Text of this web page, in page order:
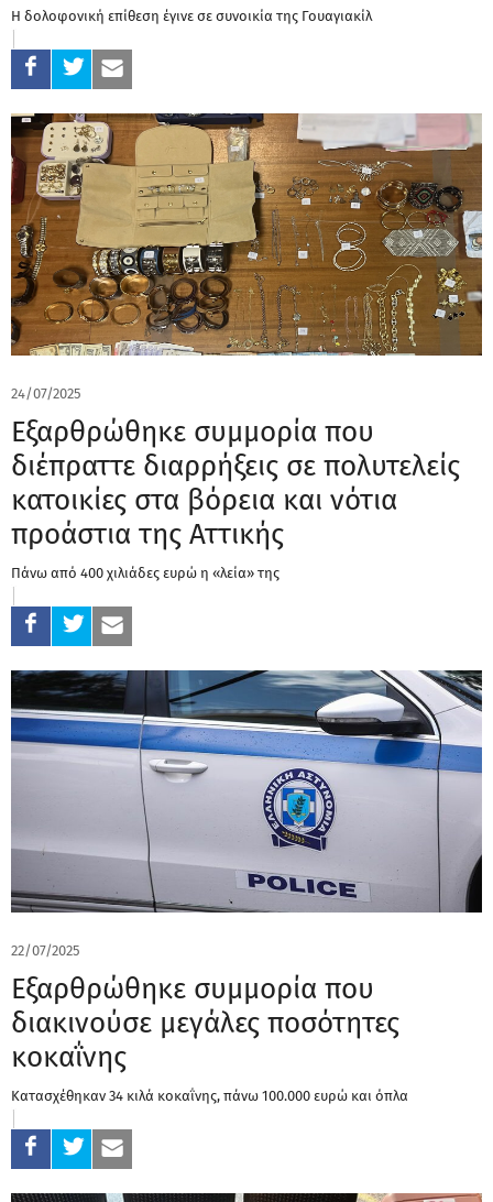
Η δολοφονική επίθεση έγινε σε συνοικία της Γουαγιακίλ
24/07/2025
Εξαρθρώθηκε συμμορία που
διέπραττε διαρρήξεις σε πολυτελείς
κατοικίες στα βόρεια και νότια
προάστια της Αττικής
Πάνω από 400 χιλιάδες ευρώ η «λεία» της
22/07/2025
Εξαρθρώθηκε συμμορία που
διακινούσε μεγάλες ποσότητες
κοκαΐνης
Κατασχέθηκαν 34 κιλά κοκαΐνης, πάνω 100.000 ευρώ και όπλα